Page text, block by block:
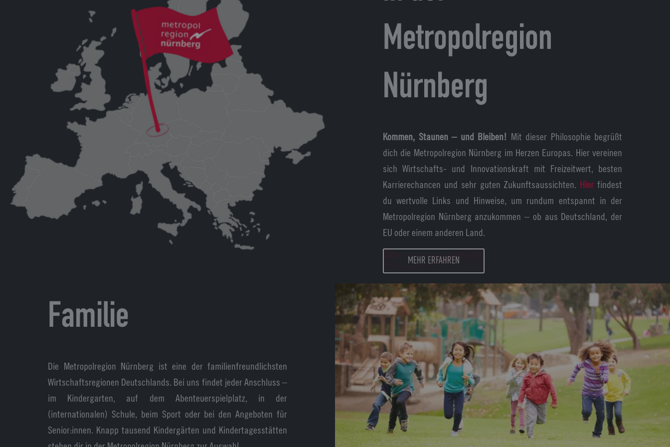
Metropolregion
Nürnberg
Kommen, Staunen – und Bleiben! Mit dieser Philosophie begrüßt
dich die Metropolregion Nürnberg im Herzen Europas. Hier vereinen
sich Wirtschafts- und Innovationskraft mit Freizeitwert, besten
Karrierechancen und sehr guten Zukunftsaussichten. Hierfindest
du wertvolle Links und Hinweise, um rundum entspannt in der
Metropolregion Nürnberg anzukommen – ob aus Deutschland, der
EU oder einem anderen Land.
MEHR ERFAHREN
Familie
Die Metropolregion Nürnberg ist eine der familienfreundlichsten
Wirtschaftsregionen Deutschlands. Bei uns findet jeder Anschluss –
im Kindergarten, auf dem Abenteuerspielplatz, in der
(internationalen) Schule, beim Sport oder bei den Angeboten für
Senior:innen. Knapp tausend Kindergärten und Kindertagesstätten